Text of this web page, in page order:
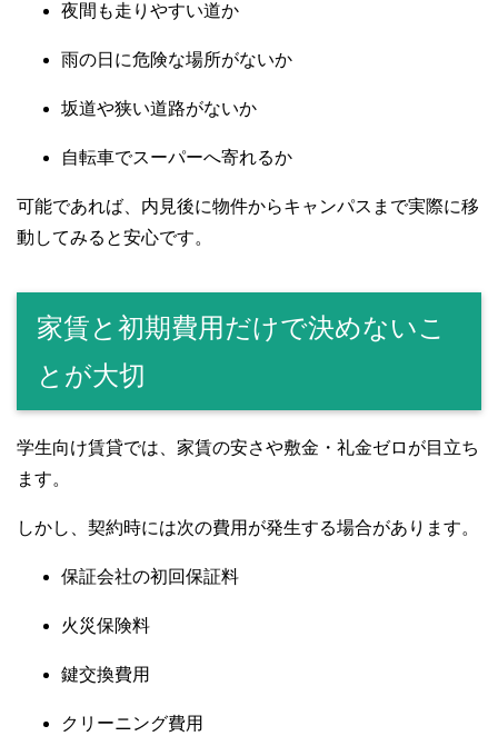
夜間も走りやすい道か
雨の日に危険な場所がないか
坂道や狭い道路がないか
自転車でスーパーへ寄れるか
可能であれば、内見後に物件からキャンパスまで実際に移
動してみると安心です。
家賃と初期費用だけで決めないこ
とが大切
学生向け賃貸では、家賃の安さや敷金・礼金ゼロが目立ち
ます。
しかし、契約時には次の費用が発生する場合があります。
保証会社の初回保証料
火災保険料
鍵交換費用
クリーニング費用